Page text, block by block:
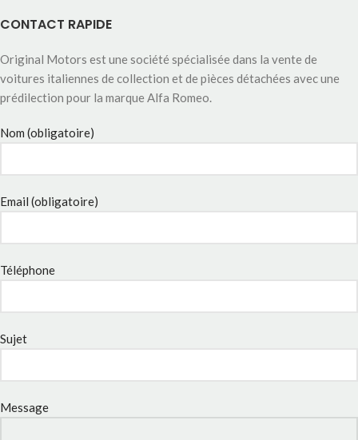
CONTACT RAPIDE
Original Motors est une société spécialisée dans la vente de
voitures italiennes de collection et de pièces détachées avec une
prédilection pour la marque Alfa Romeo.
Nom (obligatoire)
Email (obligatoire)
Téléphone
Sujet
Message